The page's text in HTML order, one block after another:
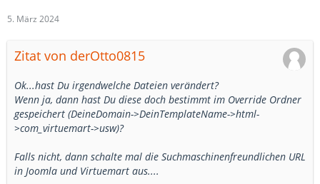
5. März 2024
Zitat von derOtto0815
Ok...hast Du irgendwelche Dateien verändert?
Wenn ja, dann hast Du diese doch bestimmt im Override Ordner
gespeichert (DeineDomain->DeinTemplateName->html-
>com_virtuemart->usw)?
Falls nicht, dann schalte mal die Suchmaschinenfreundlichen URL
in Joomla und Virtuemart aus....